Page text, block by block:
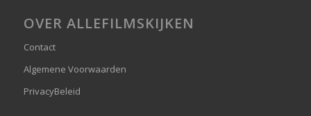
OVER ALLEFILMSKIJKEN
Contact
Algemene Voorwaarden
PrivacyBeleid